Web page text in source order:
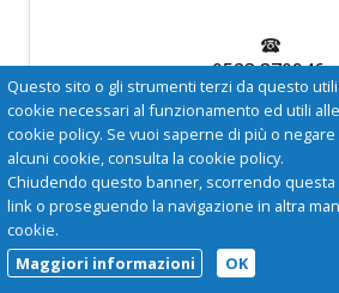
0523 870946
Continua
Questo sito o gli strumenti terzi da questo
cookie necessari al funzionamento ed utili
cookie policy. Se vuoi saperne di più o
alcuni cookie, consulta la cookie policy.
Chiudendo questo banner, scorrendo questa
link o proseguendo la navigazione in altra
cookie.
Maggiori informazioni
OK